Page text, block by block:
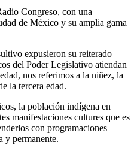
Congreso, con una
de México y su amplia gama
expusieron su reiterado
del Poder Legislativo atiendan
nos referimos a la niñez, la
la tercera edad.
la población indígena en
manifestaciones cultures que es
con programaciones
y permanente.